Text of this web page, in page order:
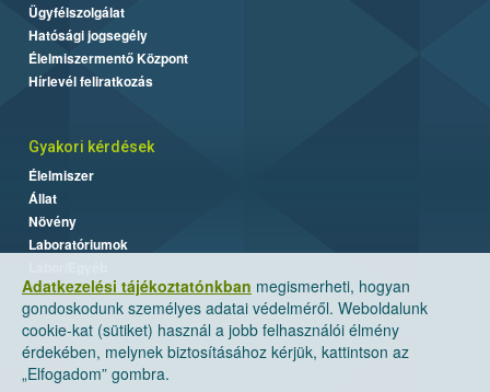
Adatkezelési tájékoztatónkban megismerheti, hogyan
gondoskodunk személyes adatai védelméről. Weboldalunk
cookie-kat (sütiket) használ a jobb felhasználói élmény
érdekében, melynek biztosításához kérjük, kattintson az
„Elfogadom” gombra.
Ügyfélszolgálat
Hatósági jogsegély
Élelmiszermentő Központ
Hírlevél feliratkozás
Gyakori kérdések
Élelmiszer
Állat
Növény
Laboratóriumok